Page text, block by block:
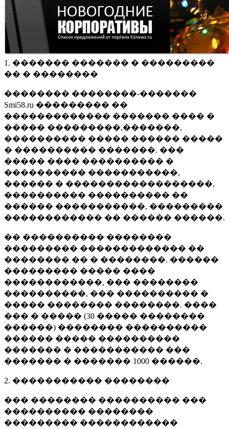
1. ������� ������� � ���������
�� � ��������
�������� ��������-�������
Smi58.ru ��������� ��
������������� ������� ���� �
����� ���������,�������,
���������� ����� ������ �����
� ���������� �������. ���
����� ���� ���������� �
���������� �����������,
������ � ������������������,
���������� ���������� ��
������ �����������, ���������
������������ �� ������ ������.
�� ���������� ��������
��������� ������������� ��
�������� �� � ��������. ������
��������� ����� ����
������������, ��� ��������
����������, ��� ���������� �
����� �������� ��������. ����
��� � ����� (30 ����� ��������
������) �������� ����������
������ ����� ����������
������� � ����������� ���
������� � ������� 1000 ������.
2. ����������� ��������
��� �������� ���������� ���
���������� ��������
��������� ������������